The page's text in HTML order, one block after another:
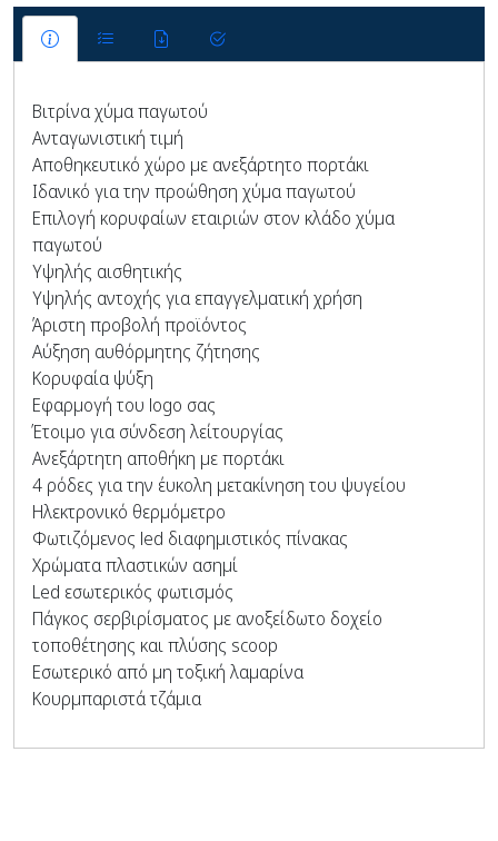
Βιτρίνα χύμα παγωτού
Ανταγωνιστική τιμή
Αποθηκευτικό χώρο με ανεξάρτητο πορτάκι
Ιδανικό για την προώθηση χύμα παγωτού
Επιλογή κορυφαίων εταιριών στον κλάδο χύμα
παγωτού
Υψηλής αισθητικής
Υψηλής αντοχής για επαγγελματική χρήση
Άριστη προβολή προϊόντος
Αύξηση αυθόρμητης ζήτησης
Κορυφαία ψύξη
Εφαρμογή του logo σας
Έτοιμο για σύνδεση λείτουργίας
Ανεξάρτητη αποθήκη με πορτάκι
4 ρόδες για την έυκολη μετακίνηση του ψυγείου
Ηλεκτρονικό θερμόμετρο
Φωτιζόμενος led διαφημιστικός πίνακας
Χρώματα πλαστικών ασημί
Led εσωτερικός φωτισμός
Πάγκος σερβιρίσματος με ανοξείδωτο δοχείο
τοποθέτησης και πλύσης scoop
Εσωτερικό από μη τοξική λαμαρίνα
Κουρμπαριστά τζάμια